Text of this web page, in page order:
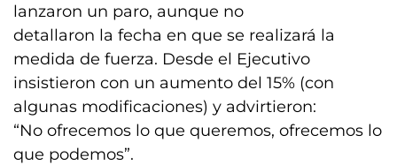
lanzaron un paro, aunque no
detallaron la fecha en que se realizará la
medida de fuerza. Desde el Ejecutivo
insistieron con un aumento del 15% (con
algunas modificaciones) y advirtieron:
“No ofrecemos lo que queremos, ofrecemos lo
que podemos”.